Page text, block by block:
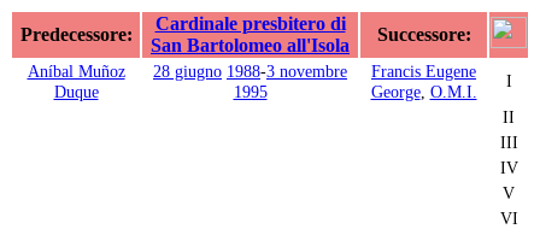
Predecessore:
Cardinale presbitero di
San Bartolomeo all'Isola
Successore:
Aníbal Muñoz
Duque
28 giugno 1988-3 novembre
1995
Francis Eugene
George, O.M.I.
I
II
III
IV
V
VI